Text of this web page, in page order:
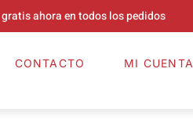
ahora en todos los pedidos
CONTACTO MI CUENTA